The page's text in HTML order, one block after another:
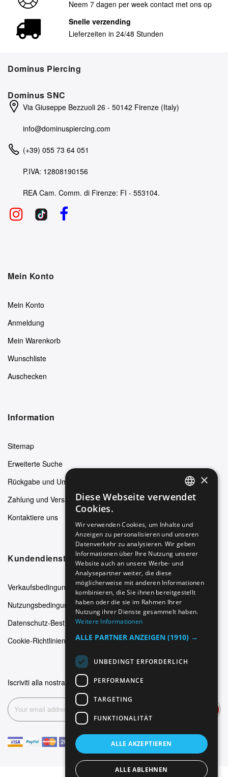
Neem 7 dagen per week contact met ons op
Snelle verzending
Lieferzeiten in 24/48 Stunden
Dominus Piercing
Dominus SNC
Via Giuseppe Bezzuoli 26 - 50142 Firenze (Italy)
info@dominuspiercing.com
(+39) 055 73 64 051
P.IVA: 12808190156
REA Cam. Comm. di Firenze: FI - 553104.
Mein Konto
Mein Konto
Anmeldung
Mein Warenkorb
Wunschliste
Auschecken
Information
Sitemap
Erweiterte Suche
Rückgabe und Umtausch
Zahlung und Versand
Kontaktiere uns
Kundendienst
Verkaufsbedingungen
Nutzungsbedingungen
Datenschutz-Bestimmungen
Cookie-Richtlinien
Iscriviti alla nostra newsletter
ENGLISH
ITALIAN
SPANISH
×
Diese Webseite verwendet
Cookies.
Wir verwenden Cookies, um Inhalte und
Anzeigen zu personalisieren und unseren
Datenverkehr zu analysieren. Wir geben
Informationen über Ihre Nutzung unserer
Website auch an unsere Werbe- und
Analysepartner weiter, die diese
möglicherweise mit anderen Informationen
kombinieren, die Sie ihnen bereitgestellt
haben oder die sie im Rahmen Ihrer
Nutzung ihrer Dienste gesammelt haben.
Weitere Informationen
ALLE PARTNER ANZEIGEN (1910) →
UNBEDINGT ERFORDERLICH
PERFORMANCE
TARGETING
FUNKTIONALITÄT
ALLE AKZEPTIEREN
ALLE ABLEHNEN